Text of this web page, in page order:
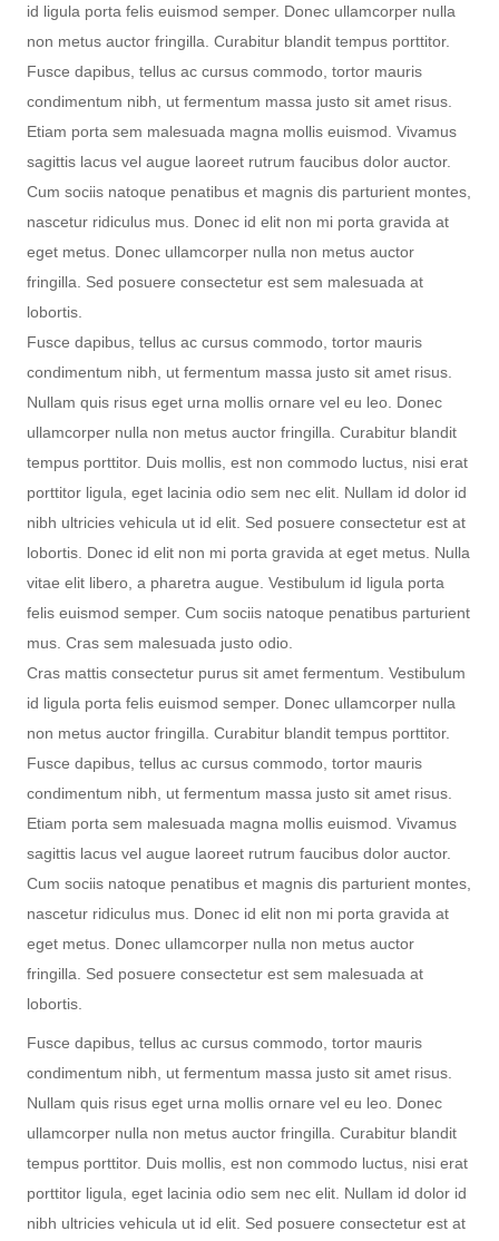
id ligula porta felis euismod semper. Donec ullamcorper nulla
non metus auctor fringilla. Curabitur blandit tempus porttitor.
Fusce dapibus, tellus ac cursus commodo, tortor mauris
condimentum nibh, ut fermentum massa justo sit amet risus.
Etiam porta sem malesuada magna mollis euismod. Vivamus
sagittis lacus vel augue laoreet rutrum faucibus dolor auctor.
Cum sociis natoque penatibus et magnis dis parturient montes,
nascetur ridiculus mus. Donec id elit non mi porta gravida at
eget metus. Donec ullamcorper nulla non metus auctor
fringilla. Sed posuere consectetur est sem malesuada at
lobortis.
Fusce dapibus, tellus ac cursus commodo, tortor mauris
condimentum nibh, ut fermentum massa justo sit amet risus.
Nullam quis risus eget urna mollis ornare vel eu leo. Donec
ullamcorper nulla non metus auctor fringilla. Curabitur blandit
tempus porttitor. Duis mollis, est non commodo luctus, nisi erat
porttitor ligula, eget lacinia odio sem nec elit. Nullam id dolor id
nibh ultricies vehicula ut id elit. Sed posuere consectetur est at
lobortis. Donec id elit non mi porta gravida at eget metus. Nulla
vitae elit libero, a pharetra augue. Vestibulum id ligula porta
felis euismod semper. Cum sociis natoque penatibus parturient
mus. Cras sem malesuada justo odio.
Cras mattis consectetur purus sit amet fermentum. Vestibulum
id ligula porta felis euismod semper. Donec ullamcorper nulla
non metus auctor fringilla. Curabitur blandit tempus porttitor.
Fusce dapibus, tellus ac cursus commodo, tortor mauris
condimentum nibh, ut fermentum massa justo sit amet risus.
Etiam porta sem malesuada magna mollis euismod. Vivamus
sagittis lacus vel augue laoreet rutrum faucibus dolor auctor.
Cum sociis natoque penatibus et magnis dis parturient montes,
nascetur ridiculus mus. Donec id elit non mi porta gravida at
eget metus. Donec ullamcorper nulla non metus auctor
fringilla. Sed posuere consectetur est sem malesuada at
lobortis.
Fusce dapibus, tellus ac cursus commodo, tortor mauris
condimentum nibh, ut fermentum massa justo sit amet risus.
Nullam quis risus eget urna mollis ornare vel eu leo. Donec
ullamcorper nulla non metus auctor fringilla. Curabitur blandit
tempus porttitor. Duis mollis, est non commodo luctus, nisi erat
porttitor ligula, eget lacinia odio sem nec elit. Nullam id dolor id
nibh ultricies vehicula ut id elit. Sed posuere consectetur est at